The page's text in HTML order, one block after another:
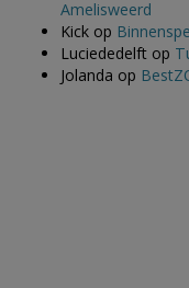
Amelisweerd
Kick op
Luciededelft op
Jolanda op